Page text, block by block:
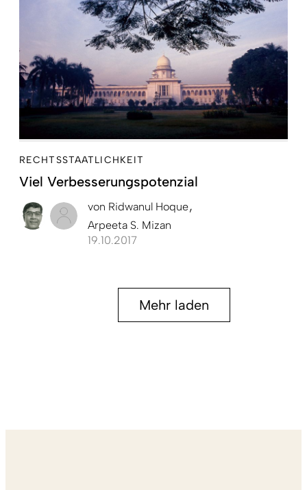
RECHTSSTAATLICHKEIT
Viel Verbesserungspotenzial
von Ridwanul Hoque
Arpeeta S. Mizan
19.10.2017
Mehr laden